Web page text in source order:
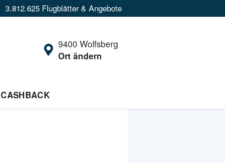
3.812.625 Flugblätter & Angebote
9400 Wolfsberg
Ort ändern
CASHBACK